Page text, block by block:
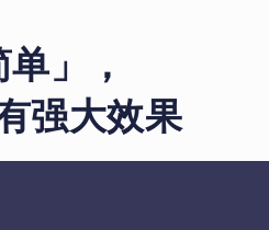
」，
强大效果